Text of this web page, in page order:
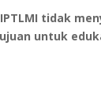
7 1 Files
tidak
untuk